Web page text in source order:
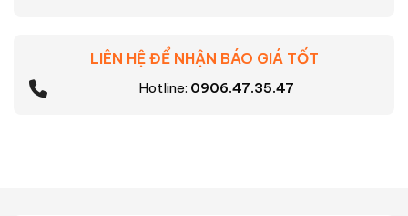
LIÊN HỆ ĐỂ NHẬN BÁO GIÁ TỐT
Hotline: 0906.47.35.47